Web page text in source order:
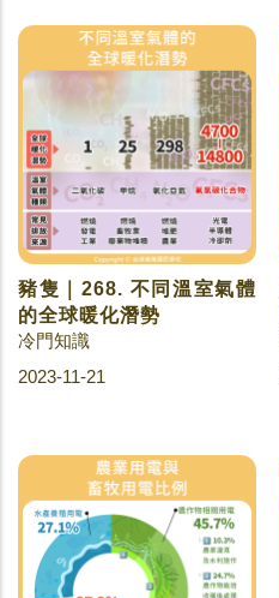
豬隻｜268. 不同溫室氣體
的全球暖化潛勢
冷門知識
2023-11-21